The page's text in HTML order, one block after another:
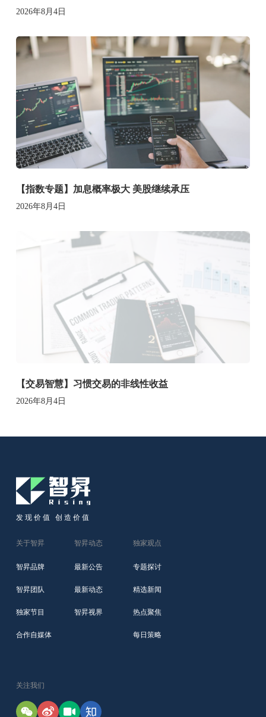
2026年8月4日
【指数专题】加息概率极大 美股继续承压
2026年8月4日
【交易智慧】习惯交易的非线性收益
2026年8月4日
发现价值 创造价值
关于智昇
智昇品牌
智昇团队
独家节目
合作自媒体
智昇动态
最新公告
最新动态
智昇视界
独家观点
专题探讨
精选新闻
热点聚焦
每日策略
关注我们